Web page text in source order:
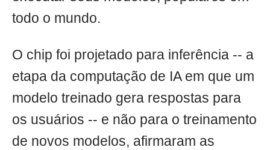
todo o mundo.
O chip foi projetado para inferência -- a
etapa da computação de IA em que um
modelo treinado gera respostas para
os usuários -- e não para o treinamento
de novos modelos, afirmaram as